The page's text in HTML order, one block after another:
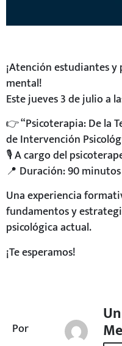
Por
¡Atención estudiantes y
mental!
Este jueves 3 de julio a
👉 “Psicoterapia: De la
de Intervención
🎙 A cargo del
📍 Duración: 90 minutos
Una experiencia
fundamentos y
psicológica actual.
¡Te esperamos!